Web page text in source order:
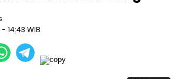
- 14:43 WIB